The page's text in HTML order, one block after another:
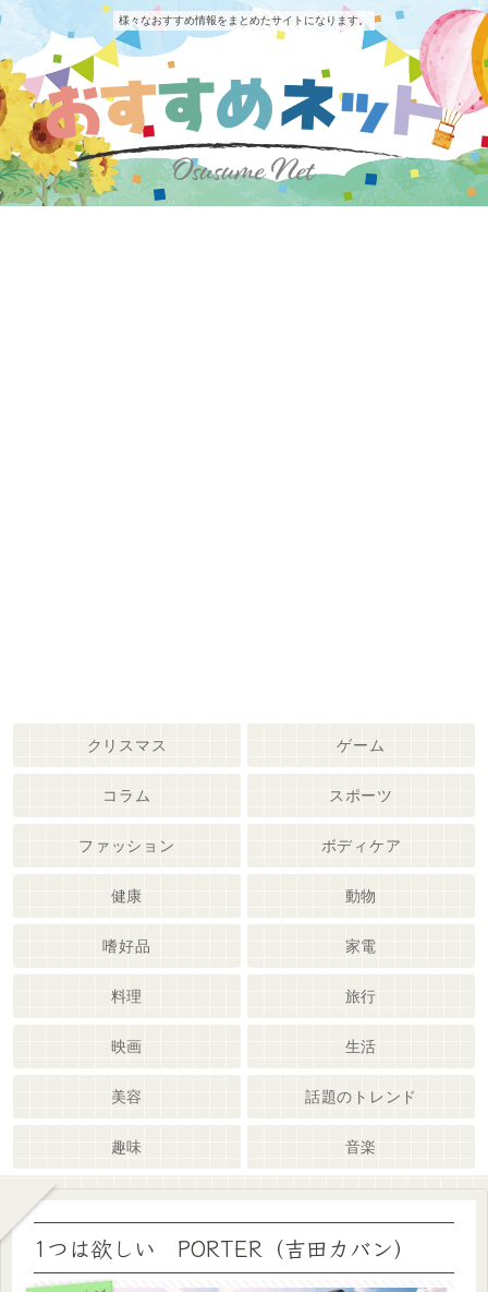
様々なおすすめ情報をまとめたサイトになります。
クリスマス ゲーム
コラム スポーツ
ファッション ボディケア
健康 動物
嗜好品 家電
料理 旅行
映画 生活
美容 話題のトレンド
趣味 音楽
1つは欲しい PORTER（吉田カバン）